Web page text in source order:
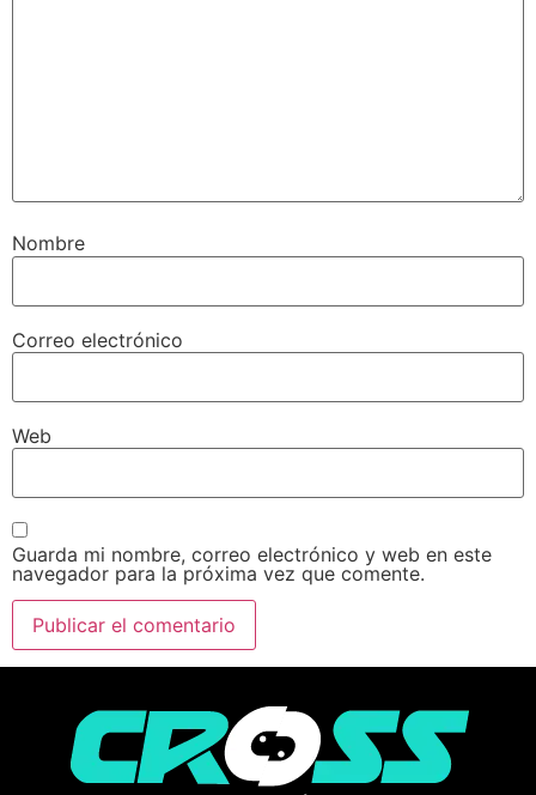
Nombre
Correo electrónico
Web
Guarda mi nombre, correo electrónico y web en este
navegador para la próxima vez que comente.